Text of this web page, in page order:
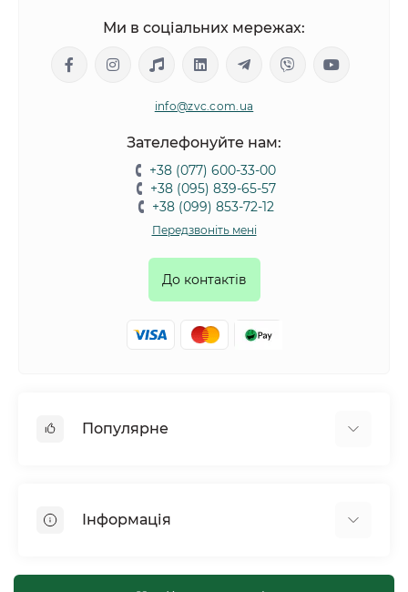
Ми в соціальних мережах:
info@zvc.com.ua
Зателефонуйте нам:
+38 (077) 600-33-00
+38 (095) 839-65-57
+38 (099) 853-72-12
Передзвоніть мені
До контактів
Популярне
Птахи
Рептилії
Інформація